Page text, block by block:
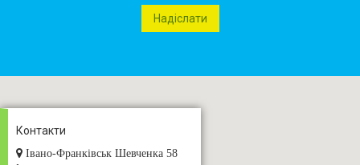
Контакти
Івано-Франківськ Шевченка 58